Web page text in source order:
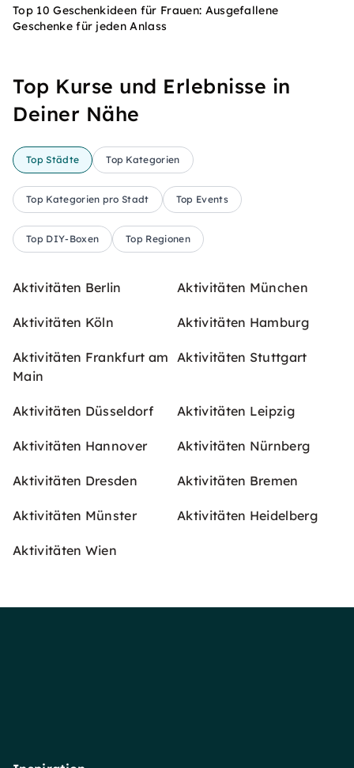
Top 10 Geschenkideen für Frauen: Ausgefallene
Geschenke für jeden Anlass
Top Kurse und Erlebnisse in
Deiner Nähe
Top Städte Top Kategorien
Top Kategorien pro Stadt Top Events
Top DIY-Boxen Top Regionen
Aktivitäten Berlin Aktivitäten München
Aktivitäten Köln Aktivitäten Hamburg
Aktivitäten Frankfurt am
Main
Aktivitäten Stuttgart
Aktivitäten Düsseldorf Aktivitäten Leipzig
Aktivitäten Hannover Aktivitäten Nürnberg
Aktivitäten Dresden Aktivitäten Bremen
Aktivitäten Münster Aktivitäten Heidelberg
Aktivitäten Wien